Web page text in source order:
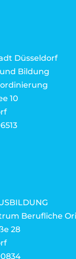
Düsseldorf
Bildung
10
Berufliche
28